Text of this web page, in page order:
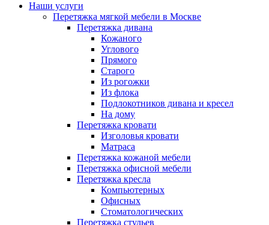
Наши услуги
Перетяжка мягкой мебели в Москве
Перетяжка дивана
Кожаного
Углового
Прямого
Старого
Из рогожки
Из флока
Подлокотников дивана и кресел
На дому
Перетяжка кровати
Изголовья кровати
Матраса
Перетяжка кожаной мебели
Перетяжка офисной мебели
Перетяжка кресла
Компьютерных
Офисных
Стоматологических
Перетяжка стульев